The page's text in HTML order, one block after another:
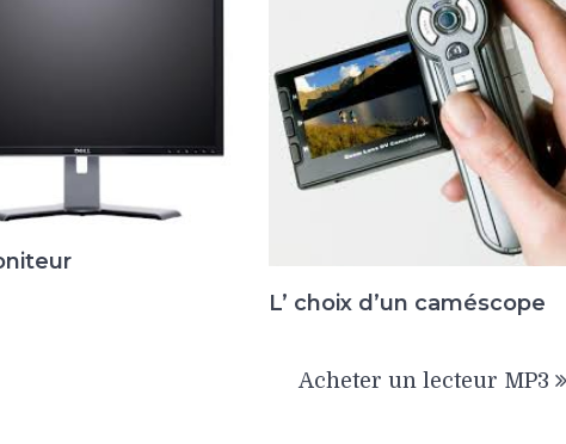
L’ choix d’un caméscope
Acheter un lecteur MP3